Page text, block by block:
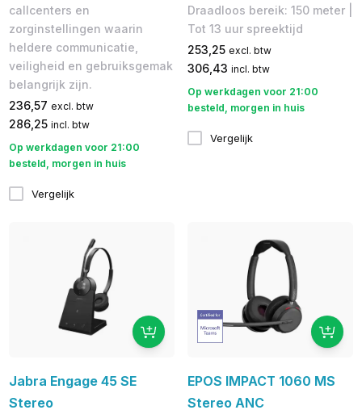
callcenters en
zorginstellingen waarin
heldere communicatie,
veiligheid en gebruiksgemak
belangrijk zijn.
236,57 excl. btw
286,25 incl. btw
Op werkdagen voor 21:00
besteld, morgen in huis
Vergelijk
Draadloos bereik: 150 meter |
Tot 13 uur​ spreektijd
253,25 excl. btw
306,43 incl. btw
Op werkdagen voor 21:00
besteld, morgen in huis
Vergelijk
Jabra Engage 45 SE
Stereo
EPOS IMPACT 1060 MS
Stereo ANC